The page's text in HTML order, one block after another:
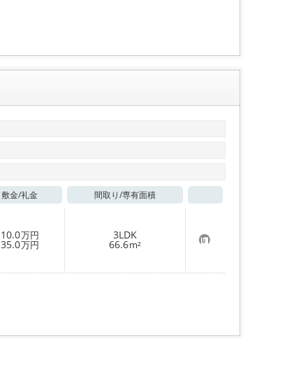
敷金/礼金 間取り/専有面積
10.0万円
35.0万円
3LDK
66.6m² お
気
に
入